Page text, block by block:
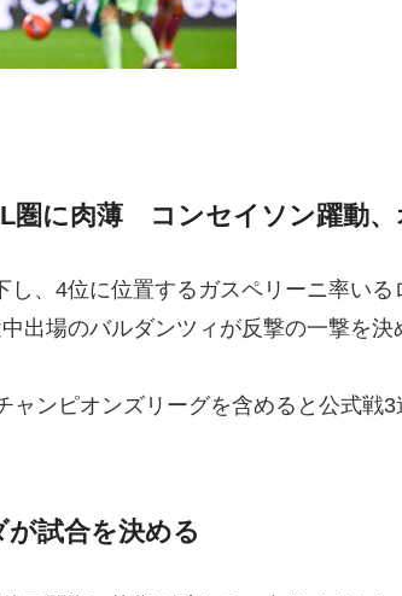
圏に肉薄 コンセイソン躍動、
、4位に位置するガスペリーニ率い
出場のバルダンツィが反撃の一撃を決
ャンピオンズリーグを含めると公式
試合を決める